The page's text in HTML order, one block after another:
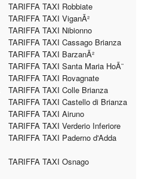
TARIFFA TAXI Robbiate
TARIFFA TAXI ViganÃ²
TARIFFA TAXI Nibionno
TARIFFA TAXI Cassago Brianza
TARIFFA TAXI BarzanÃ²
TARIFFA TAXI Santa Maria HoÃ¨
TARIFFA TAXI Rovagnate
TARIFFA TAXI Colle Brianza
TARIFFA TAXI Castello di Brianza
TARIFFA TAXI Airuno
TARIFFA TAXI Verderio Inferiore
TARIFFA TAXI Paderno d'Adda
TARIFFA TAXI Osnago